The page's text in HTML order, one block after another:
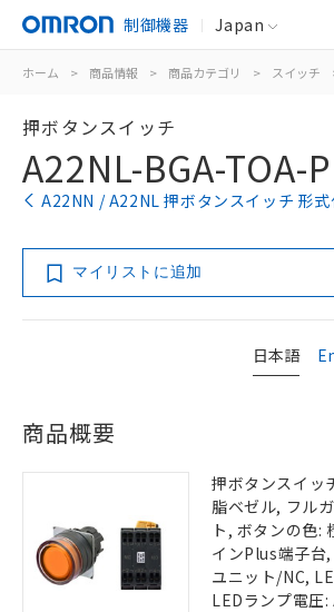
制御機器 Japan
ホーム > 商品情報 > 商品カテゴリ > スイッチ
押ボタンスイッチ
A22NL-BGA-TOA-
A22NN / A22NL 押ボタンスイッチ 形
マイリストに追加
日本語
商品概要
押ボタンスイッ
脂ベゼル, フル
ト, ボタンの色:
インPlus端子台
ユニット/NC,
LEDランプ電圧: